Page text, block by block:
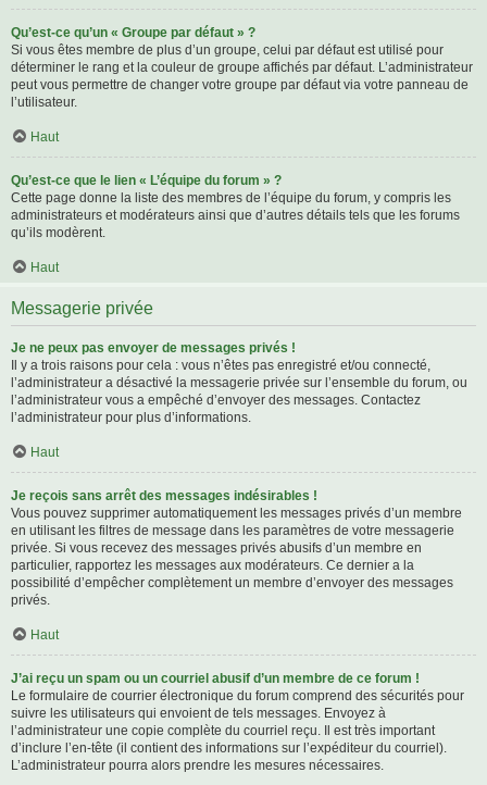
Qu’est-ce qu’un « Groupe par défaut » ?
Si vous êtes membre de plus d’un groupe, celui par défaut est utilisé pour
déterminer le rang et la couleur de groupe affichés par défaut. L’administrateur
peut vous permettre de changer votre groupe par défaut via votre panneau de
l’utilisateur.
Haut
Qu’est-ce que le lien « L’équipe du forum » ?
Cette page donne la liste des membres de l’équipe du forum, y compris les
administrateurs et modérateurs ainsi que d’autres détails tels que les forums
qu’ils modèrent.
Haut
Messagerie privée
Je ne peux pas envoyer de messages privés !
Il y a trois raisons pour cela : vous n’êtes pas enregistré et/ou connecté,
l’administrateur a désactivé la messagerie privée sur l’ensemble du forum, ou
l’administrateur vous a empêché d’envoyer des messages. Contactez
l’administrateur pour plus d’informations.
Haut
Je reçois sans arrêt des messages indésirables !
Vous pouvez supprimer automatiquement les messages privés d’un membre
en utilisant les filtres de message dans les paramètres de votre messagerie
privée. Si vous recevez des messages privés abusifs d’un membre en
particulier, rapportez les messages aux modérateurs. Ce dernier a la
possibilité d’empêcher complètement un membre d’envoyer des messages
privés.
Haut
J’ai reçu un spam ou un courriel abusif d’un membre de ce forum !
Le formulaire de courrier électronique du forum comprend des sécurités pour
suivre les utilisateurs qui envoient de tels messages. Envoyez à
l’administrateur une copie complète du courriel reçu. Il est très important
d’inclure l’en-tête (il contient des informations sur l’expéditeur du courriel).
L’administrateur pourra alors prendre les mesures nécessaires.